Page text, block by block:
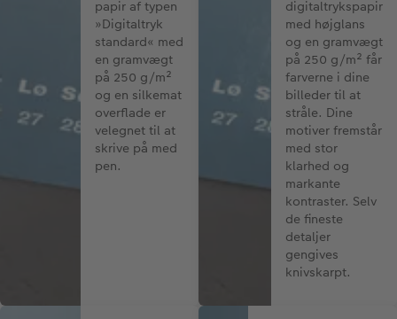
papir af typen
»Digitaltryk
standard« med
en gramvægt
på 250 g/m²
og en silkemat
overflade er
velegnet til at
skrive på med
pen.
digitaltrykspapir
med højglans
og en gramvægt
på 250 g/m² får
farverne i dine
billeder til at
stråle. Dine
motiver fremstår
med stor
klarhed og
markante
kontraster. Selv
de fineste
detaljer
gengives
knivskarpt.